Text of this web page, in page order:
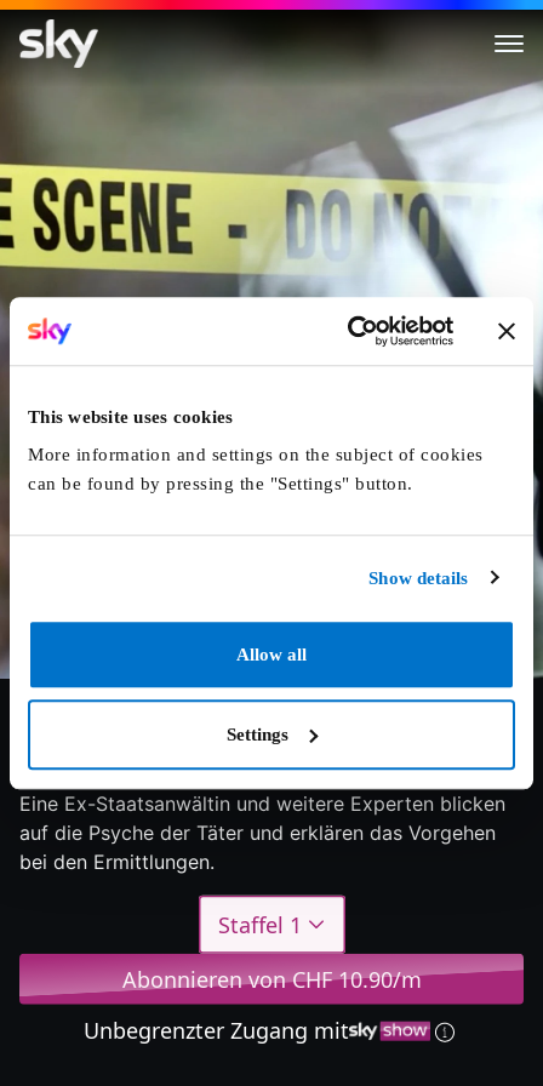
This website uses cookies
More information and settings on the subject of cookies
can be found by pressing the "Settings" button.
Show details
Allow all
Settings
Twisted Killers
Was steckt hinter den bizarrsten Mordfällen der USA?
Eine Ex-Staatsanwältin und weitere Experten blicken
auf die Psyche der Täter und erklären das Vorgehen
bei den Ermittlungen.
Staffel 1
Abonnieren von CHF 10.90/m
Unbegrenzter Zugang mit